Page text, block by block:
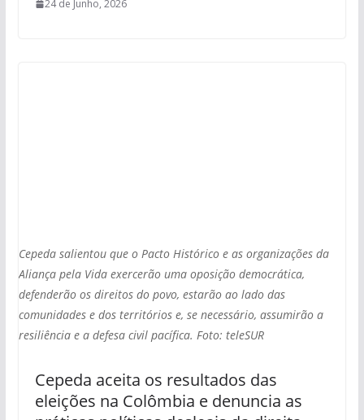
24 de Junho, 2026
Cepeda salientou que o Pacto Histórico e as organizações da
Aliança pela Vida exercerão uma oposição democrática,
defenderão os direitos do povo, estarão ao lado das
comunidades e dos territórios e, se necessário, assumirão a
resiliência e a defesa civil pacífica. Foto: teleSUR
Cepeda aceita os resultados das
eleições na Colômbia e denuncia as